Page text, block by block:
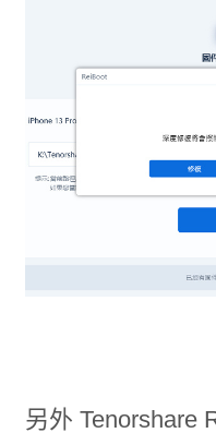
另外 Tenorshare